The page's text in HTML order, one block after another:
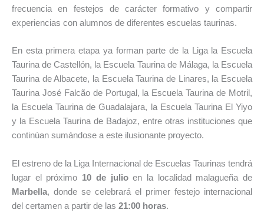
frecuencia en festejos de carácter formativo y compartir
experiencias con alumnos de diferentes escuelas taurinas.
En esta primera etapa ya forman parte de la Liga la Escuela
Taurina de Castellón, la Escuela Taurina de Málaga, la Escuela
Taurina de Albacete, la Escuela Taurina de Linares, la Escuela
Taurina José Falcão de Portugal, la Escuela Taurina de Motril,
la Escuela Taurina de Guadalajara, la Escuela Taurina El Yiyo
y la Escuela Taurina de Badajoz, entre otras instituciones que
continúan sumándose a este ilusionante proyecto.
El estreno de la Liga Internacional de Escuelas Taurinas tendrá
lugar el próximo 10 de julioen la localidad malagueña de
Marbella, donde se celebrará el primer festejo internacional
del certamen a partir de las 21:00 horas.